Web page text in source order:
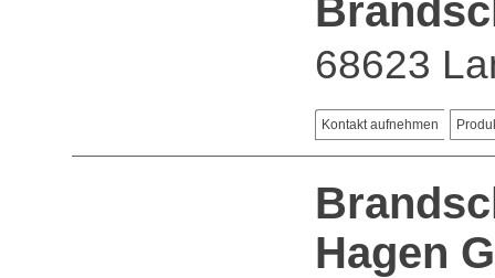
68623
Kontakt aufnehmen
Hagen